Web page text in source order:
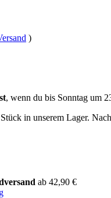
)
, wenn du bis Sonntag um
in unserem Lager.
ab 42,90 €